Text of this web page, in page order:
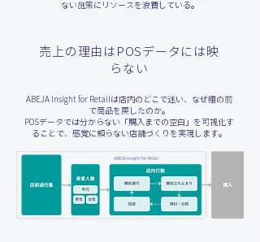
ない施策にリソースを浪費している。
売上の理由はPOSデータには映
らない
ABEJA Insight for Retailは店内のどこで迷い、なぜ棚の前
で商品を戻したのか。
POSデータでは分からない「購入までの空白」を可視化す
ることで、感覚に頼らない店舗づくりを実現します。